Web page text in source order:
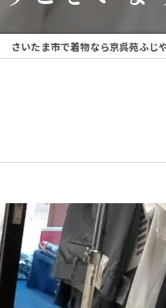
さいたま市で着物なら京呉苑ふじ